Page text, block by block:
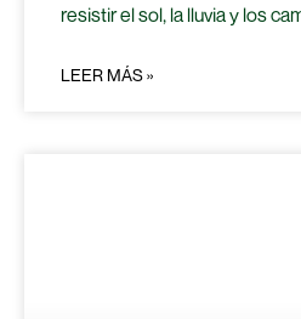
resistir el sol, la lluvia y los
LEER MÁS »